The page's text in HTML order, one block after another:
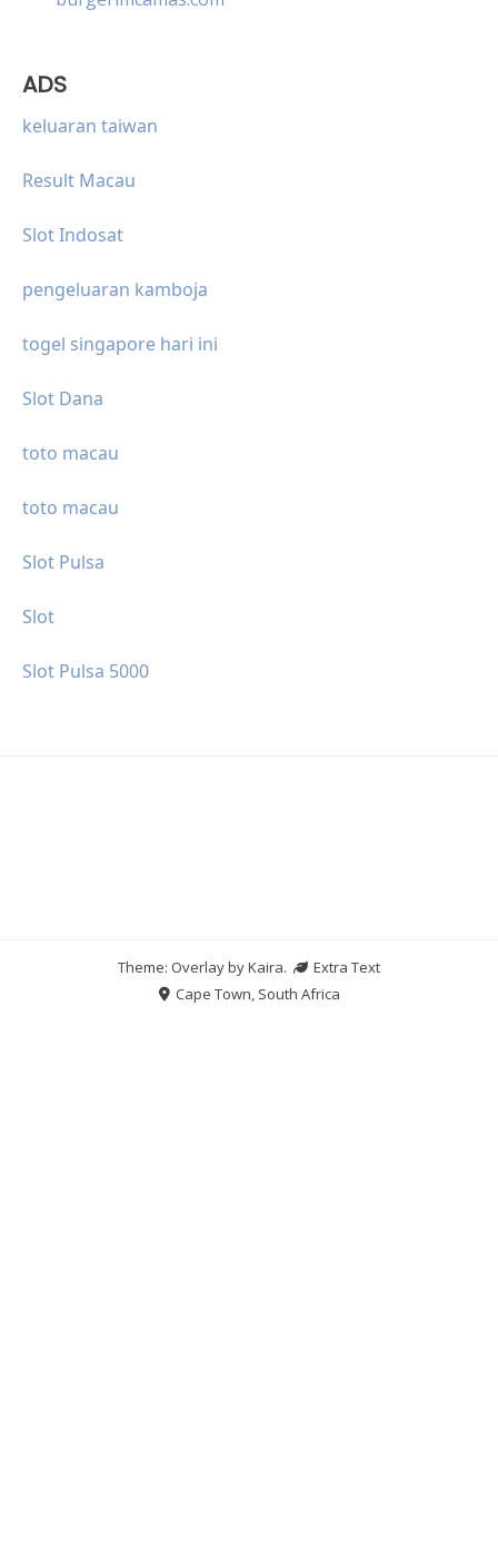
ADS
keluaran taiwan
Result Macau
Slot Indosat
pengeluaran kamboja
togel singapore hari ini
Slot Dana
toto macau
toto macau
Slot Pulsa
Slot
Slot Pulsa 5000
Theme: Overlay byKaira.
Extra Text
Cape Town, South Africa